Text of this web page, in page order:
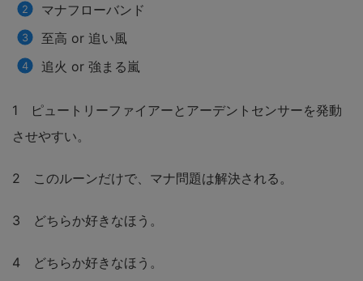
マナフローバンド
至高 or 追い風
追火 or 強まる嵐
1 ピュートリーファイアーとアーデントセンサーを発動
させやすい。
2 このルーンだけで、マナ問題は解決される。
3 どちらか好きなほう。
4 どちらか好きなほう。